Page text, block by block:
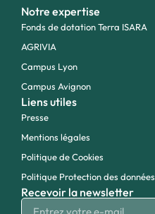
Notre expertise
Fonds de dotation Terra ISARA
AGRIVIA
Campus Lyon
Campus Avignon
Liens utiles
Presse
Mentions légales
Politique de Cookies
Politique Protection des données
Recevoir la newsletter